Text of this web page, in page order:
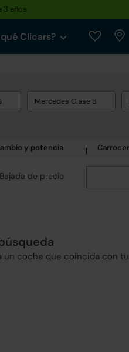
3 años
Clicars?
Mercedes Clase B
y potencia
Bajada de precio
un coche que coincida con tu